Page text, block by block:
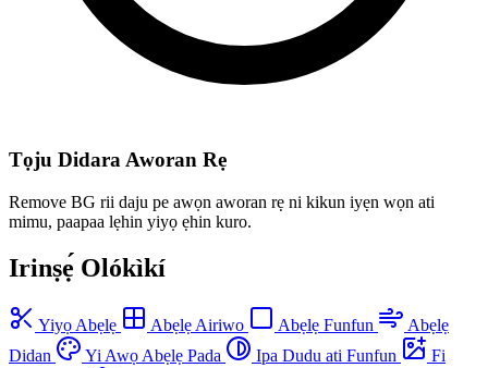
Tọju Didara Aworan Rẹ
Remove BG rii daju pe awọn aworan rẹ ni kikun iyẹn wọn ati
mimu, paapaa lẹhin yiyọ ẹhin kuro.
Irinṣẹ́ Olókìkí
Yiyọ Abẹlẹ Abẹlẹ Airiwo Abẹlẹ Funfun
Abẹlẹ
Didan
Yi Awọ Abẹlẹ Pada Ipa Dudu ati Funfun
Fi